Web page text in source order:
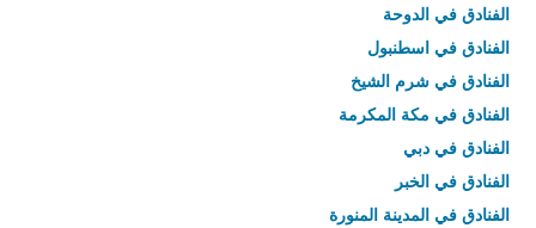
الفنادق في الدوحة
الفنادق في اسطنبول
الفنادق في شرم الشيخ
الفنادق في مكة المكرمة
الفنادق في دبي
الفنادق في الخبر
الفنادق في المدينة المنورة